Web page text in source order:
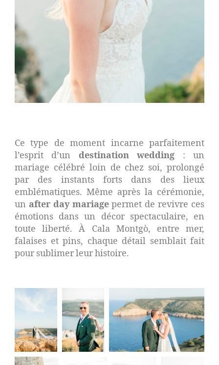
Ce type de moment incarne parfaitement
l’esprit d’un destination wedding : un
mariage célébré loin de chez soi, prolongé
par des instants forts dans des lieux
emblématiques. Même après la cérémonie,
un after day mariagepermet de revivre ces
émotions dans un décor spectaculaire, en
toute liberté. À Cala Montgò, entre mer,
falaises et pins, chaque détail semblait fait
pour sublimer leur histoire.